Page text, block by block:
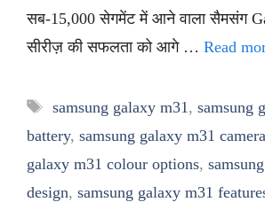
सब-15,000 सेगमेंट में आने वाला सैमसंग
सीरीज़ की सफलता को आगे … Read
Tags
samsung galaxy m31 , samsung
battery, samsung galaxy m31 camera
galaxy m31 colour options,
design, samsung galaxy m31